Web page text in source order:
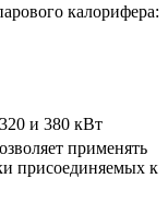
калорифера:
и 380 кВт
применять
присоединяемых к